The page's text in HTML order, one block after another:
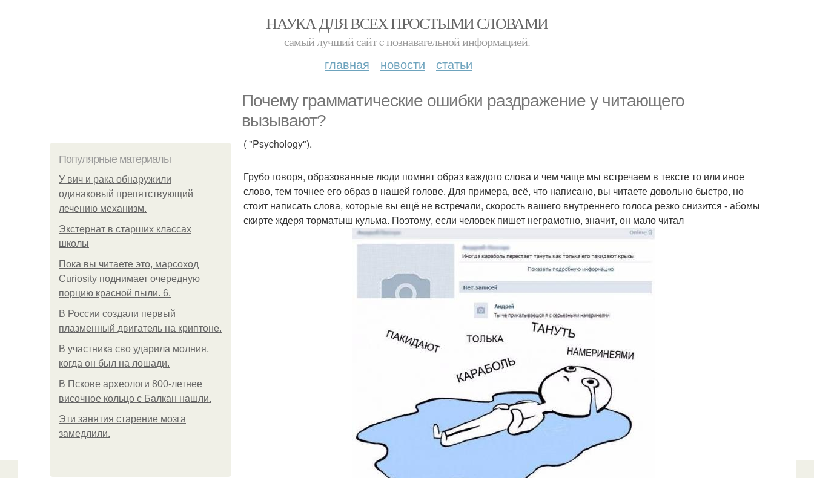
НАУКА ДЛЯ ВСЕХ ПРОСТЫМИ СЛОВАМИ
самый лучший сайт c познавательной информацией.
главная новости статьи
Почему грамматические ошибки раздражение у читающего
вызывают?
Популярные материалы
У вич и рака обнаружили
одинаковый препятствующий
лечению механизм.
Экстернат в старших классах
школы
Пока вы читаете это, марсоход
Curiosity поднимает очередную
порцию красной пыли. 6.
В России создали первый
плазменный двигатель на криптоне.
В участника сво ударила молния,
когда он был на лошади.
В Пскове археологи 800-летнее
височное кольцо с Балкан нашли.
Эти занятия старение мозга
замедлили.
( "Psychology").
Грубо говоря, образованные люди помнят образ каждого слова и чем чаще мы встречаем в тексте то или иное
слово, тем точнее его образ в нашей голове. Для примера, всё, что написано, вы читаете довольно быстро, но
стоит написать слова, которые вы ещё не встречали, скорость вашего внутреннего голоса резко снизится - абомы
скирте ждеря торматыш кульма. Поэтому, если человек пишет неграмотно, значит, он мало читал